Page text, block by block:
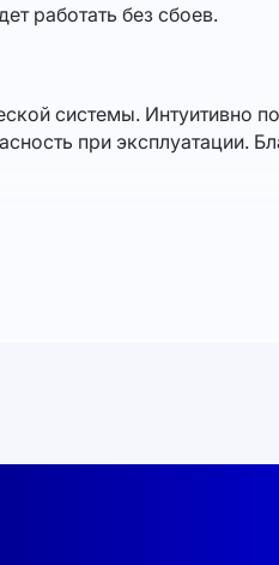
работать без сбоев.
системы. Интуитивно
при эксплуатации.